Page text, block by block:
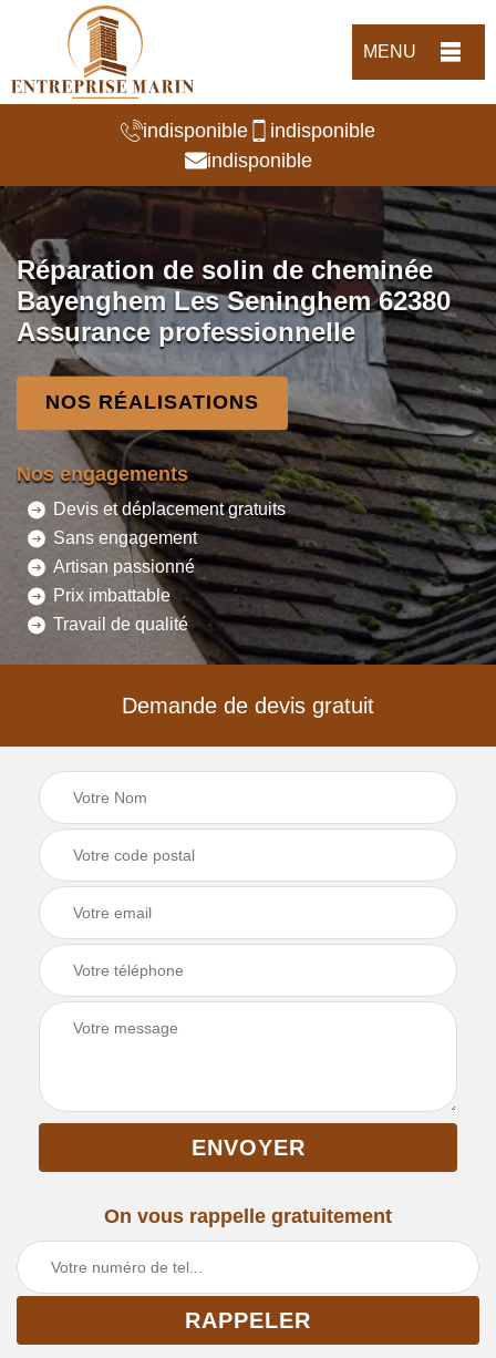
MENU
indisponible
indisponible
indisponible
Réparation de solin de cheminée
Bayenghem Les Seninghem 62380
Assurance professionnelle
NOS RÉALISATIONS
Nos engagements
Devis et déplacement gratuits
Sans engagement
Artisan passionné
Prix imbattable
Travail de qualité
Demande de devis gratuit
On vous rappelle gratuitement